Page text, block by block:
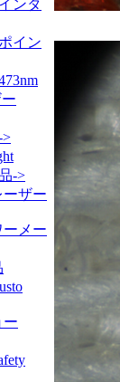
ンタ
イン
>
->
ーザー
ーメー
ー